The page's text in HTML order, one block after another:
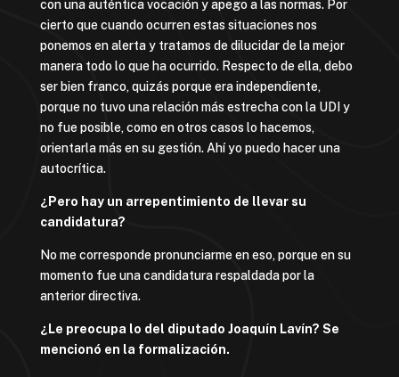
con una auténtica vocación y apego a las normas. Por
cierto que cuando ocurren estas situaciones nos
ponemos en alerta y tratamos de dilucidar de la mejor
manera todo lo que ha ocurrido. Respecto de ella, debo
ser bien franco, quizás porque era independiente,
porque no tuvo una relación más estrecha con la UDI y
no fue posible, como en otros casos lo hacemos,
orientarla más en su gestión. Ahí yo puedo hacer una
autocrítica.
¿Pero hay un arrepentimiento de llevar su
candidatura?
No me corresponde pronunciarme en eso, porque en su
momento fue una candidatura respaldada por la
anterior directiva.
¿Le preocupa lo del diputado Joaquín Lavín? Se
mencionó en la formalización.